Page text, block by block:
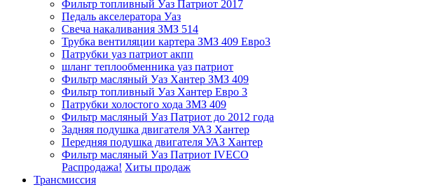
Фильтр топливный Уаз Патриот 2017
Педаль акселератора Уаз
Свеча накаливания ЗМЗ 514
Трубка вентиляции картера ЗМЗ 409 Евро3
Патрубки уаз патриот акпп
шланг теплообменника уаз патриот
Фильтр масляный Уаз Хантер ЗМЗ 409
Фильтр топливный Уаз Хантер Евро 3
Патрубки холостого хода ЗМЗ 409
Фильтр масляный Уаз Патриот до 2012 года
Задняя подушка двигателя УАЗ Хантер
Передняя подушка двигателя УАЗ Хантер
Фильтр масляный Уаз Патриот IVECO
Распродажа! Хиты продаж
Трансмиссия